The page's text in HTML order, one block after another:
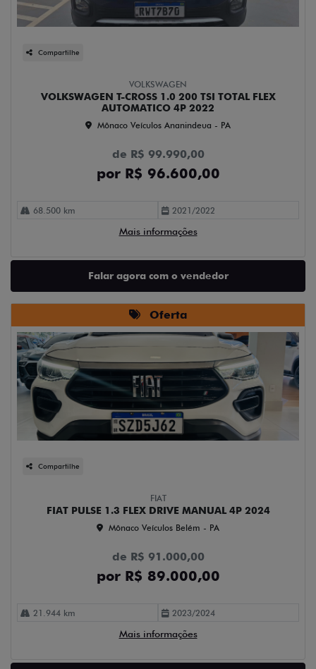
Compartilhe
VOLKSWAGEN
VOLKSWAGEN T-CROSS 1.0 200 TSI TOTAL FLEX
AUTOMATICO 4P 2022
Mônaco Veículos Ananindeua - PA
de R$ 99.990,00
por R$ 96.600,00
68.500 km 2021/2022
Mais informações
Falar agora com o vendedor
Oferta
Compartilhe
FIAT
FIAT PULSE 1.3 FLEX DRIVE MANUAL 4P 2024
Mônaco Veículos Belém - PA
de R$ 91.000,00
por R$ 89.000,00
21.944 km 2023/2024
Mais informações